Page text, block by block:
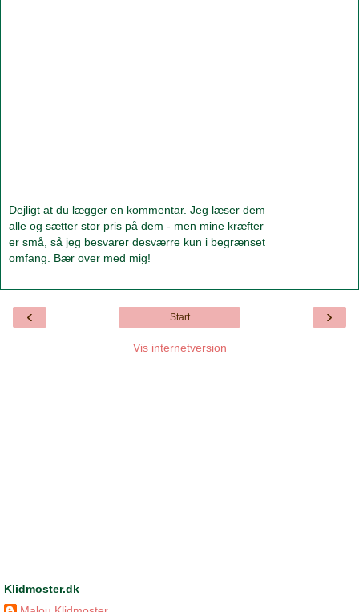
Dejligt at du lægger en kommentar. Jeg læser dem
alle og sætter stor pris på dem - men mine kræfter
er små, så jeg besvarer desværre kun i begrænset
omfang. Bær over med mig!
‹ ›
Start
Vis internetversion
Klidmoster.dk